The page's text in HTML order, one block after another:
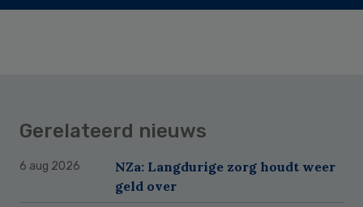
Gerelateerd nieuws
6 aug 2026
NZa: Langdurige zorg houdt weer
geld over